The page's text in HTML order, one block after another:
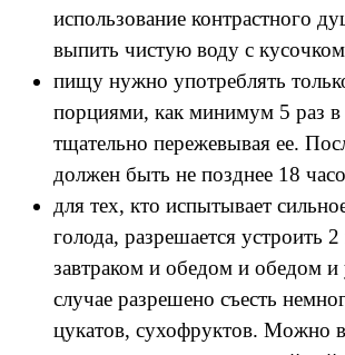
использование контрастного
выпить чистую воду с
пищу нужно употреблять
порциями, как минимум 5 раз
тщательно пережевывая ее.
должен быть не позднее 18
для тех, кто испытывает
голода, разрешается устроить
завтраком и обедом и обедом
случае разрешено съесть
цукатов, сухофруктов. Можно